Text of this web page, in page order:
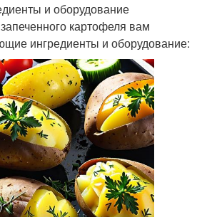
и оборудование
картофеля вам
ингредиенты и оборудование: